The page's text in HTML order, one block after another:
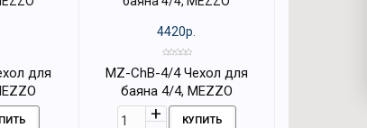
для
4420р.
MZ-ChB-4/4 Чехол для
баяна 4/4, MEZZO
КУПИТЬ